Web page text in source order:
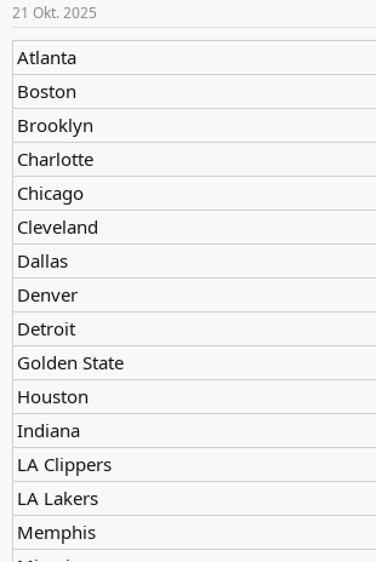
e
n
:
21 Okt. 2025
Atlanta
Boston
Brooklyn
Charlotte
Chicago
Cleveland
Dallas
Denver
Detroit
Golden State
Houston
Indiana
LA Clippers
LA Lakers
Memphis